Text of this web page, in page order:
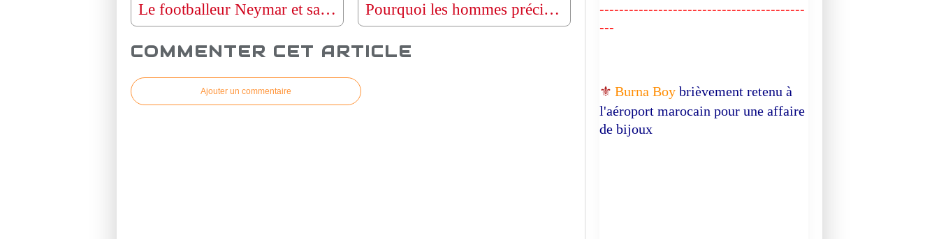
Le footballeur Neymar et sa petite amie influenceuse "s'accordent sur trois conditions bizarres qui permettent à la star du PSG de lui être infidèle". Pourquoi les hommes précipitent-ils le sexe ? Qu'est-ce que cela signifie quand les hommes veulent vous précipiter dans le sexe ?
COMMENTER CET ARTICLE
Ajouter un commentaire
------------------------------------------
---
⚜️ Burna Boy brièvement retenu à
l'aéroport marocain pour une affaire
de bijoux